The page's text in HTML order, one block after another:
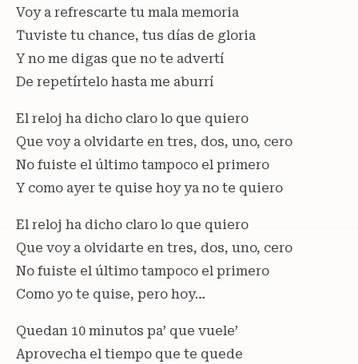
Voy a refrescarte tu mala memoria
Tuviste tu chance, tus días de gloria
Y no me digas que no te advertí
De repetírtelo hasta me aburrí
El reloj ha dicho claro lo que quiero
Que voy a olvidarte en tres, dos, uno, cero
No fuiste el último tampoco el primero
Y como ayer te quise hoy ya no te quiero
El reloj ha dicho claro lo que quiero
Que voy a olvidarte en tres, dos, uno, cero
No fuiste el último tampoco el primero
Como yo te quise, pero hoy…
Quedan 10 minutos pa’ que vuele’
Aprovecha el tiempo que te quede